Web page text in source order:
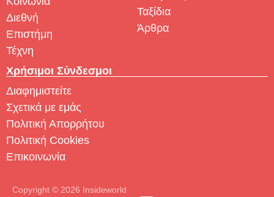
Διεθνή
Επιστήμη
Τέχνη
Ταξίδια
Άρθρα
Χρήσιμοι Σύνδεσμοι
Διαφημιστείτε
Σχετικά με εμάς
Πολιτική Απορρήτου
Πολιτική Cookies
Επικοινωνία
Copyright © 2026 Insideworld